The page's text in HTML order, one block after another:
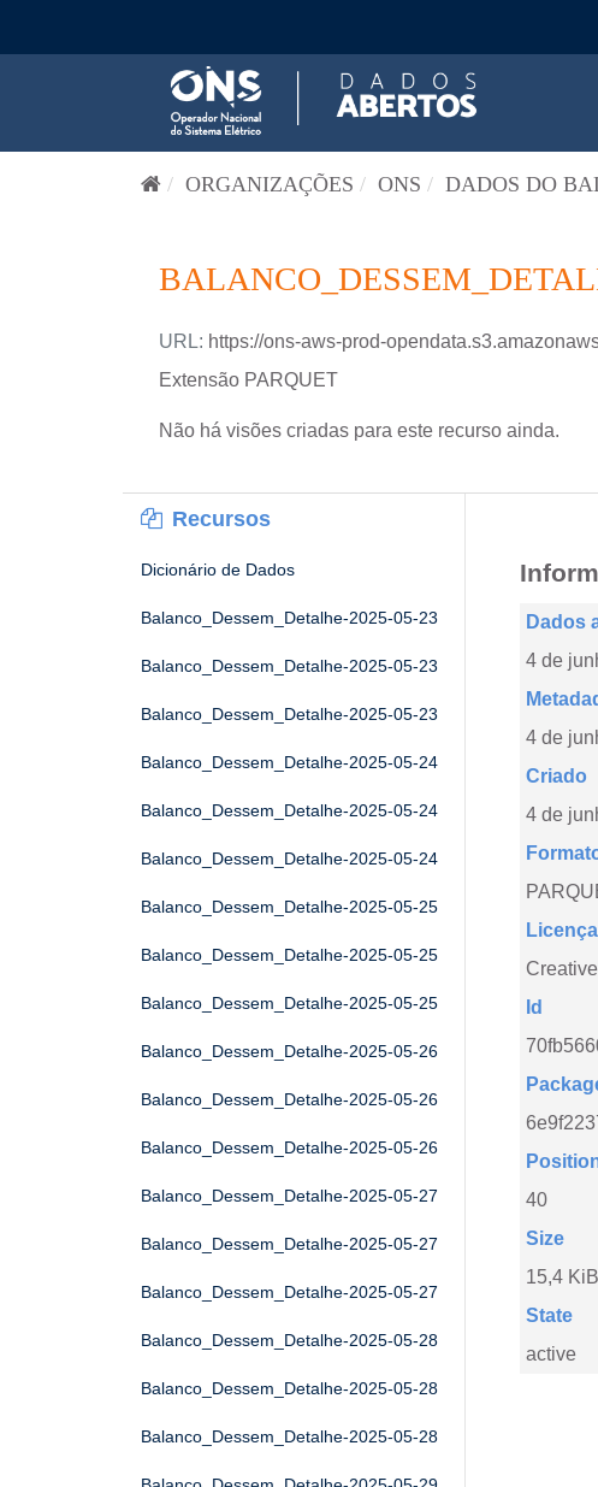
ORGANIZAÇÕES ONS DADOS DO
URL: https://ons-aws-prod-
Extensão PARQUET
Não há visões criadas para este recurso ainda.
Recursos
Dicionário de Dados
Balanco_Dessem_Detalhe-2025-05-23
Balanco_Dessem_Detalhe-2025-05-23
Balanco_Dessem_Detalhe-2025-05-23
Balanco_Dessem_Detalhe-2025-05-24
Balanco_Dessem_Detalhe-2025-05-24
Balanco_Dessem_Detalhe-2025-05-24
Balanco_Dessem_Detalhe-2025-05-25
Balanco_Dessem_Detalhe-2025-05-25
Balanco_Dessem_Detalhe-2025-05-25
Balanco_Dessem_Detalhe-2025-05-26
Balanco_Dessem_Detalhe-2025-05-26
Balanco_Dessem_Detalhe-2025-05-26
Balanco_Dessem_Detalhe-2025-05-27
Balanco_Dessem_Detalhe-2025-05-27
Balanco_Dessem_Detalhe-2025-05-27
Balanco_Dessem_Detalhe-2025-05-28
Balanco_Dessem_Detalhe-2025-05-28
Balanco_Dessem_Detalhe-2025-05-28
Dados
4 de
4 de
Criado
4 de
Licença
Id
40
Size
15,4 KiB
State
active